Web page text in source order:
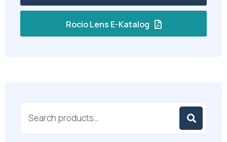
Rocio Lens E-Katalog